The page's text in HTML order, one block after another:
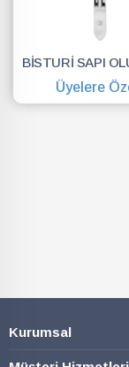
Üyelere
Kurumsal